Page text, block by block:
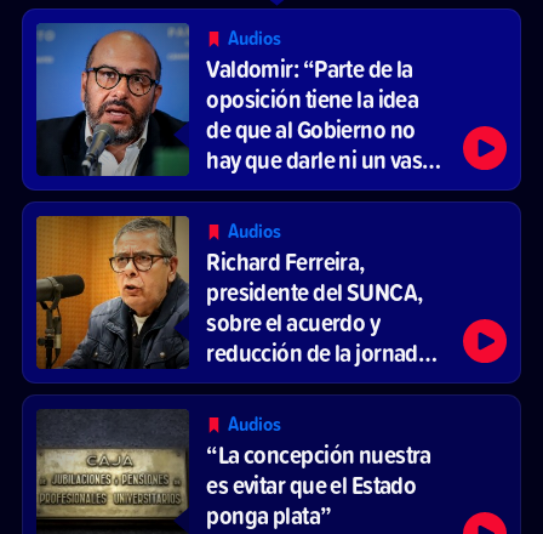
Audios
Valdomir: “Parte de la
oposición tiene la idea
de que al Gobierno no
hay que darle ni un vaso
de agua”
Audios
Richard Ferreira,
presidente del SUNCA,
sobre el acuerdo y
reducción de la jornada
laboral
Audios
“La concepción nuestra
es evitar que el Estado
ponga plata”